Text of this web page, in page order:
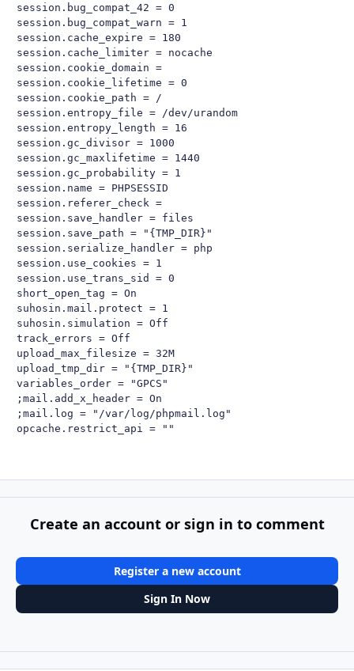
session.bug_compat_42 = 0
session.bug_compat_warn = 1
session.cache_expire = 180
session.cache_limiter = nocache
session.cookie_domain =
session.cookie_lifetime = 0
session.cookie_path = /
session.entropy_file = /dev/urandom
session.entropy_length = 16
session.gc_divisor = 1000
session.gc_maxlifetime = 1440
session.gc_probability = 1
session.name = PHPSESSID
session.referer_check =
session.save_handler = files
session.save_path = "{TMP_DIR}"
session.serialize_handler = php
session.use_cookies = 1
session.use_trans_sid = 0
short_open_tag = On
suhosin.mail.protect = 1
suhosin.simulation = Off
track_errors = Off
upload_max_filesize = 32M
upload_tmp_dir = "{TMP_DIR}"
variables_order = "GPCS"
;mail.add_x_header = On
;mail.log = "/var/log/phpmail.log"
opcache.restrict_api = ""
Create an account or sign in to comment
Register a new account
Sign In Now